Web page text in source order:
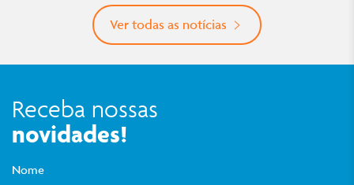
Ver todas as notícias
Receba nossas
novidades!
Nome